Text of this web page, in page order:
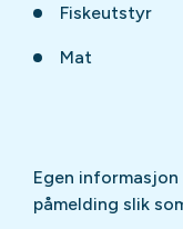
Fiskeutstyr
Mat
Egen
påmelding slik